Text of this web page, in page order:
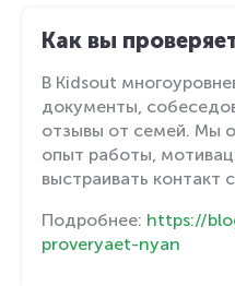
Как вы
В Kidsout
документы,
отзывы от семей. Мы
опыт работы,
выстраивать контакт
Подробнее: https://
proveryaet-nyan